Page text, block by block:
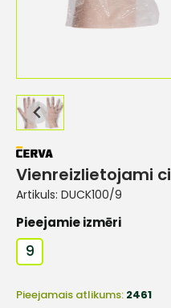
Vienreizlietojami
Artikuls: DUCK100/9
Pieejamie izmēri
9
Pieejamais atlikums: 2461